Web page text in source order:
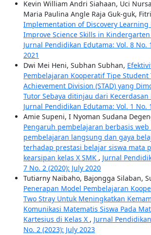
Kevin William Andri Siahaan, Uci
Maria Paulina Angle Raja Guk-guk,
Implementation of Discovery Learning
Improve Science Skills in
Jurnal Pendidikan Edutama: Vol. 8 No.
2021
Dwi Mei Heni, Subhan Subhan,
Pembelajaran Kooperatif Tipe Student
Achievement Division (STAD) yang
Tutor Sebaya ditinjau dari Kecerdasan
Jurnal Pendidikan Edutama: Vol. 1 No.
Amie Supeni, I Nyoman Sudana
Pengaruh pembelajaran berbasis web
pembelajaran langsung dan gaya
terhadap prestasi belajar siswa mata
kearsipan kelas X SMK , Jurnal
7 No. 2 (2020): July 2020
Tutiarny Naibaho, Bajongga Silaban,
Penerapan Model Pembelajaran
Two Stray Untuk Meningkatkan
Komunikasi Matematis Siswa Pada
Kartesius di Kelas X , Jurnal
No. 2 (2023): July 2023